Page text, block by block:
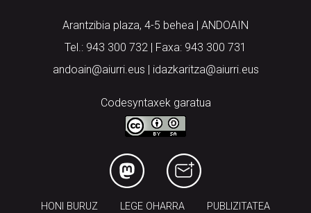
Arantzibia plaza, 4-5 behea | ANDOAIN
Tel.: 943 300 732 | Faxa: 943 300 731
andoain@aiurri.eus | idazkaritza@aiurri.eus
Codesyntaxek garatua
HONI BURUZ LEGE OHARRA PUBLIZITATEA